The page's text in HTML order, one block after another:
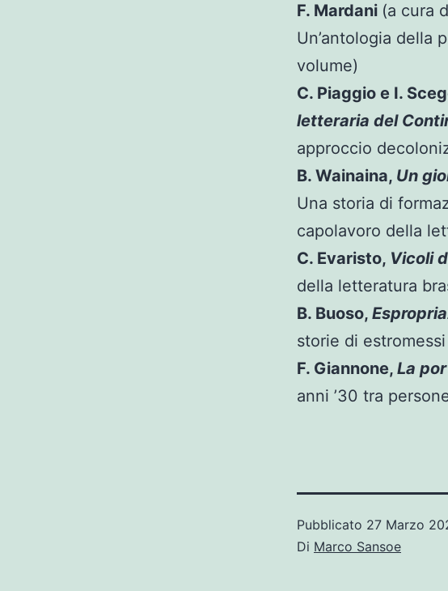
F. Mardani (a cura
Un’antologia della
volume)
C. Piaggio e I.
letteraria del
approccio
B. Wainaina, Un
Una storia di
capolavoro della
C. Evaristo, Vicoli
della letteratura
B. Buoso,
storie di
F. Giannone, La
anni ’30 tra
Pubblicato 27 Marzo
Di Marco Sansoe